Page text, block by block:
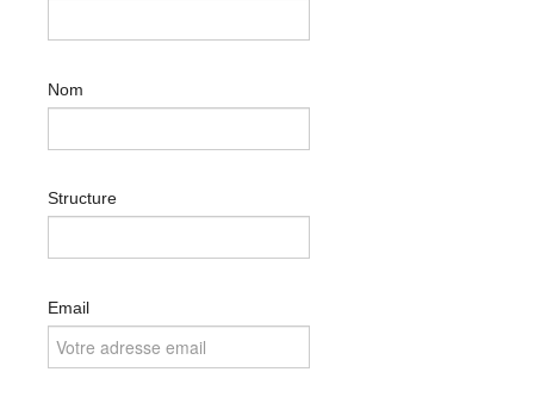
Nom
Structure
Email